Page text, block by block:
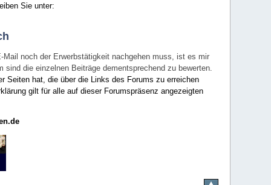
Sie unter:
noch der Erwerbstätigkeit nachgehen muss, ist es mir
die einzelnen Beiträge dementsprechend zu bewerten.
Seiten hat, die über die Links des Forums zu erreichen
gilt für alle auf dieser Forumspräsenz angezeigten